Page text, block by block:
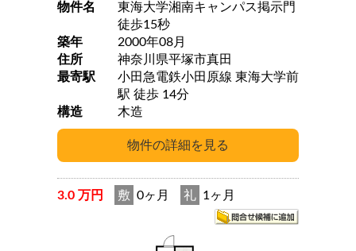
物件名
東海大学湘南キャンパス掲示門
徒歩15秒
築年
2000年08月
住所
神奈川県平塚市真田
最寄駅
小田急電鉄小田原線 東海大学前
駅 徒歩 14分
構造
木造
3.0 万円 敷 0ヶ月 礼 1ヶ月